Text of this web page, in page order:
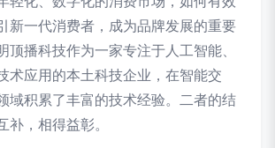
新一代消费者，成为品牌发展的重要
顶播科技作为一家专注于人工智能、
术应用的本土科技企业，在智能交
域积累了丰富的技术经验。二者的结
补，相得益彰。